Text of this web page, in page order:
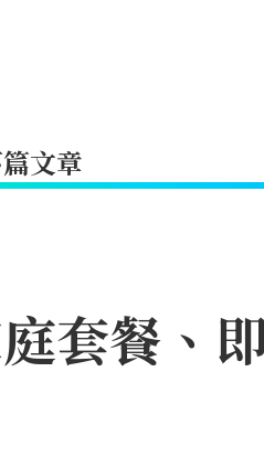
文章
套餐、